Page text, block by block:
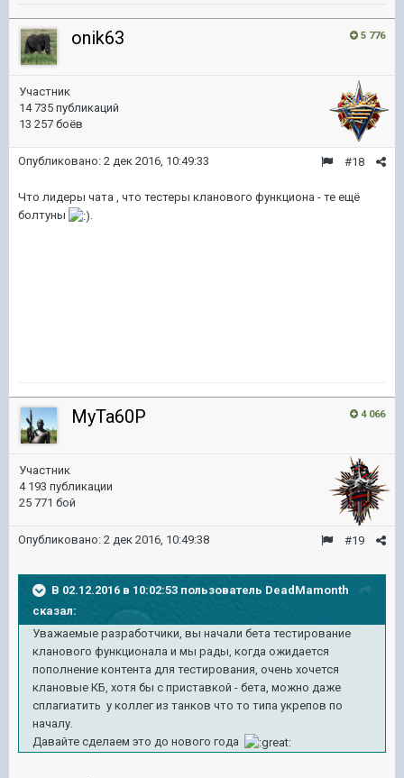
5 776
onik63
Участник
14 735 публикаций
13 257 боёв
#18
Опубликовано: 2 дек 2016, 10:49:33
Что лидеры чата , что тестеры кланового функциона - те ещё
болтуны
.
4 066
MyTa60P
Участник
4 193 публикации
25 771 бой
#19
Опубликовано: 2 дек 2016, 10:49:38
В 02.12.2016 в 10:02:53 пользователь DeadMamonth
сказал:
Уважаемые разработчики, вы начали бета тестирование
кланового функционала и мы рады, когда ожидается
пополнение контента для тестирования, очень хочется
клановые КБ, хотя бы с приставкой - бета, можно даже
сплагиатить у коллег из танков что то типа укрепов по
началу.
Давайте сделаем это до нового года